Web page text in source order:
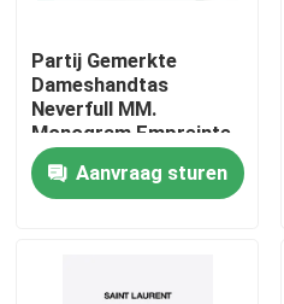
Huis
Producten
Partij Gemerkte
Dameshandtas
Neverfull MM.
Monogram Empreinte
met Bloeminlegwerk
Aanvraag sturen